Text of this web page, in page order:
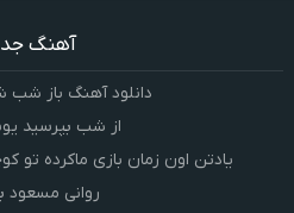
آهنگ
دانلود آهنگ باز شب
از شب بپرسید
یادتن اون زمان بازی ماکرده
روانی مسعود